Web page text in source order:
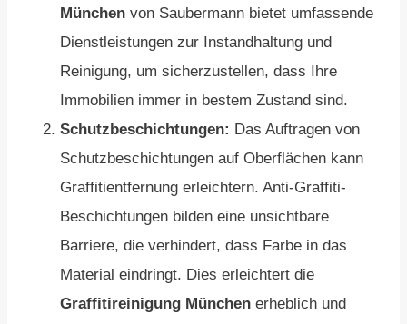
München von Saubermann bietet umfassende
Dienstleistungen zur Instandhaltung und
Reinigung, um sicherzustellen, dass Ihre
Immobilien immer in bestem Zustand sind.
Schutzbeschichtungen: Das Auftragen von
Schutzbeschichtungen auf Oberflächen kann
Graffitientfernung erleichtern. Anti-Graffiti-
Beschichtungen bilden eine unsichtbare
Barriere, die verhindert, dass Farbe in das
Material eindringt. Dies erleichtert die
Graffitireinigung München erheblich und